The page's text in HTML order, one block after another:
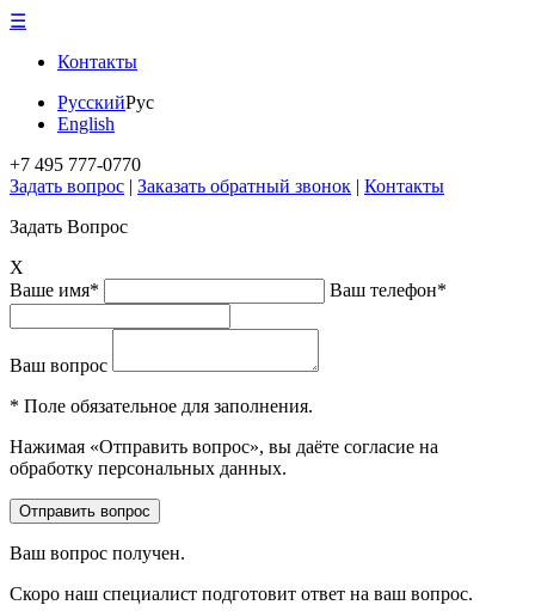
☰
Контакты
РусскийРус
English
+7 495 777-0770
Задать вопрос | Заказать обратный звонок | Контакты
Задать Вопрос
X
Ваше имя*
Ваш телефон*
Ваш вопрос
* Поле обязательное для заполнения.
Нажимая «Отправить вопрос», вы даёте согласие на
обработку персональных данных.
Ваш вопрос получен.
Скоро наш специалист подготовит ответ на ваш вопрос.